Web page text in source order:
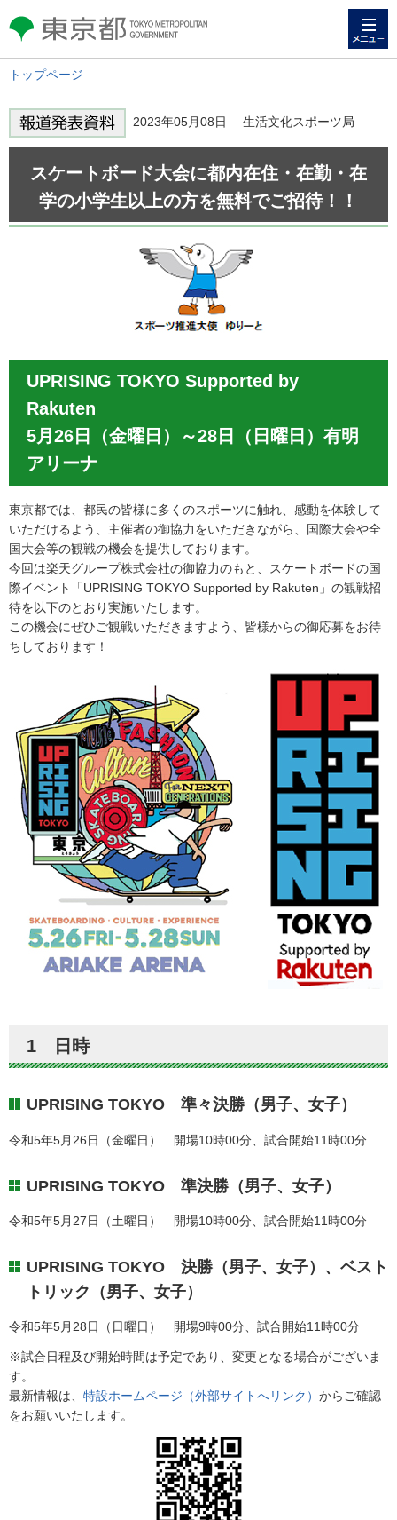
東京都 TOKYO METROPOLITAN
GOVERNMENT
トップページ
2023年05月08日 生活文化スポーツ局
スケートボード大会に都内在住・在勤・在
学の小学生以上の方を無料でご招待！！
UPRISING TOKYO Supported by
Rakuten
5月26日（金曜日）～28日（日曜日）有明
アリーナ
東京都では、都民の皆様に多くのスポーツに触れ、感動を体験して
いただけるよう、主催者の御協力をいただきながら、国際大会や全
国大会等の観戦の機会を提供しております。
今回は楽天グループ株式会社の御協力のもと、スケートボードの国
際イベント「UPRISING TOKYO Supported by Rakuten」の観戦招
待を以下のとおり実施いたします。
この機会にぜひご観戦いただきますよう、皆様からの御応募をお待
ちしております！
1 日時
UPRISING TOKYO 準々決勝（男子、女子）
令和5年5月26日（金曜日） 開場10時00分、試合開始11時00分
UPRISING TOKYO 準決勝（男子、女子）
令和5年5月27日（土曜日） 開場10時00分、試合開始11時00分
UPRISING TOKYO 決勝（男子、女子）、ベスト
トリック（男子、女子）
令和5年5月28日（日曜日） 開場9時00分、試合開始11時00分
※試合日程及び開始時間は予定であり、変更となる場合がございま
す。
最新情報は、 特設ホームページ（外部サイトへリンク） からご確認
をお願いいたします。